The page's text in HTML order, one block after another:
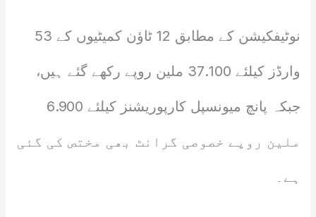
نوٹیفکیشن کے مطابق 12 ٹاؤن کمیٹیوں کے 53
وارڈز کیلئے 37.100 ملین روپے رکھے گئے ہیں،
جبکہ پانچ میونسپل کارپوریشنز کیلئے 6.900
ملین روپے خصوصی گرانٹ بھی مختص کی گئی
ہے۔